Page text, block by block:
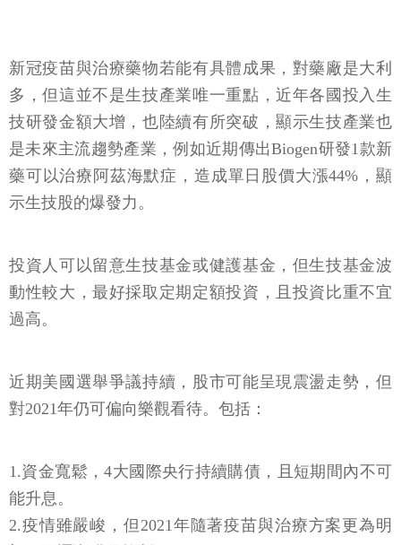
新冠疫苗與治療藥物若能有具體成果，對藥廠是大利
多，但這並不是生技產業唯一重點，近年各國投入生
技研發金額大增，也陸續有所突破，顯示生技產業也
是未來主流趨勢產業，例如近期傳出Biogen研發1款新
藥可以治療阿茲海默症，造成單日股價大漲44%，顯
示生技股的爆發力。
投資人可以留意生技基金或健護基金，但生技基金波
動性較大，最好採取定期定額投資，且投資比重不宜
過高。
近期美國選舉爭議持續，股市可能呈現震盪走勢，但
對2021年仍可偏向樂觀看待。包括：
1.資金寬鬆，4大國際央行持續購債，且短期間內不可
能升息。
2.疫情雖嚴峻，但2021年隨著疫苗與治療方案更為明